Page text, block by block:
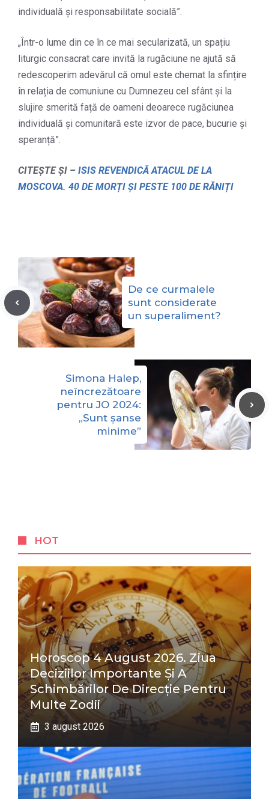
individuală și responsabilitate socială”.
„Într-o lume din ce în ce mai secularizată, un spațiu
liturgic consacrat care invită la rugăciune ne ajută să
redescoperim adevărul că omul este chemat la sfințire
în relația de comuniune cu Dumnezeu cel sfânt și la
slujire smerită față de oameni deoarece rugăciunea
individuală și comunitară este izvor de pace, bucurie și
speranță”.
CITEȘTE ȘI – ISIS REVENDICĂ ATACUL DE LA
MOSCOVA. 40 DE MORȚI ȘI PESTE 100 DE RĂNIȚI
De ce curmalele
sunt considerate
un superaliment?
Simona Halep,
neîncrezătoare
pentru JO 2024:
„Sunt șanse
minime”
HOT
Horoscop 4 August 2026. Ziua
Deciziilor Importante Și A
Schimbărilor De Direcție Pentru
Multe Zodii
3 august 2026